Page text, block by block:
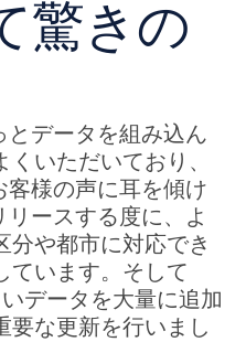
驚きの
データを組み込ん
いただいており、
様の声に耳を傾け
ースする度に、よ
分や都市に対応でき
ています。そして
データを大量に追加
要な更新を行いまし